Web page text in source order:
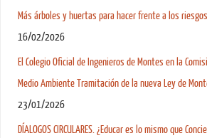
Más árboles y huertas para hacer frente a los
16/02/2026
El Colegio Oficial de Ingenieros de Montes en la
Medio Ambiente Tramitación de la nueva Ley de
23/01/2026
DÍALOGOS CIRCULARES. ¿Educar es lo mismo que